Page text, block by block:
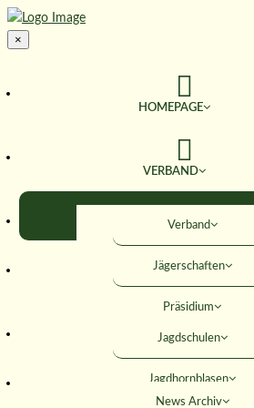
×
HOMEPAGE
VERBAND
Verband
Jägerschaften
Präsidium
TERMINE
JAGD & NATUR
Jagdschulen
Jagdhornblasen
SERVICE
News Archiv
AKTIVITÄTEN